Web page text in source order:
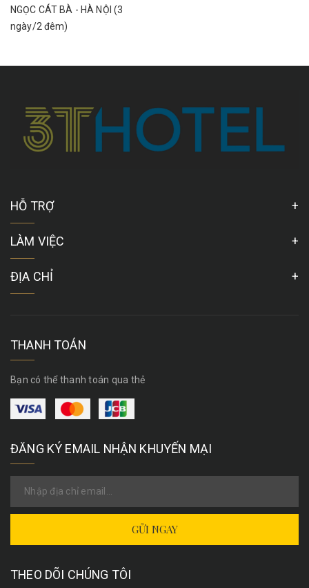
NGỌC CÁT BÀ - HÀ NỘI (3
ngày/2 đêm)
HỖ TRỢ
LÀM VIỆC
ĐỊA CHỈ
THANH TOÁN
Bạn có thể thanh toán qua thẻ
ĐĂNG KÝ EMAIL NHẬN KHUYẾN MẠI
GỬI NGAY
THEO DÕI CHÚNG TÔI